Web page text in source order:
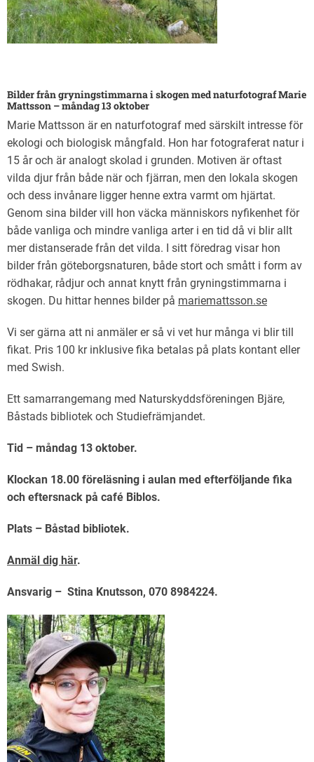
Bilder från gryningstimmarna i skogen med naturfotograf Marie
Mattsson – måndag 13 oktober
Marie Mattsson är en naturfotograf med särskilt intresse för
ekologi och biologisk mångfald. Hon har fotograferat natur i
15 år och är analogt skolad i grunden. Motiven är oftast
vilda djur från både när och fjärran, men den lokala skogen
och dess invånare ligger henne extra varmt om hjärtat.
Genom sina bilder vill hon väcka människors nyfikenhet för
både vanliga och mindre vanliga arter i en tid då vi blir allt
mer distanserade från det vilda. I sitt föredrag visar hon
bilder från göteborgsnaturen, både stort och smått i form av
rödhakar, rådjur och annat knytt från gryningstimmarna i
skogen. Du hittar hennes bilder på mariemattsson.se
Vi ser gärna att ni anmäler er så vi vet hur många vi blir till
fikat. Pris 100 kr inklusive fika betalas på plats kontant eller
med Swish.
Ett samarrangemang med Naturskyddsföreningen Bjäre,
Båstads bibliotek och Studiefrämjandet.
Tid – måndag 13 oktober.
Klockan 18.00 föreläsning i aulan med efterföljande fika
och eftersnack på café Biblos.
Plats – Båstad bibliotek.
Anmäl dig här.
Ansvarig – Stina Knutsson, 070 8984224.